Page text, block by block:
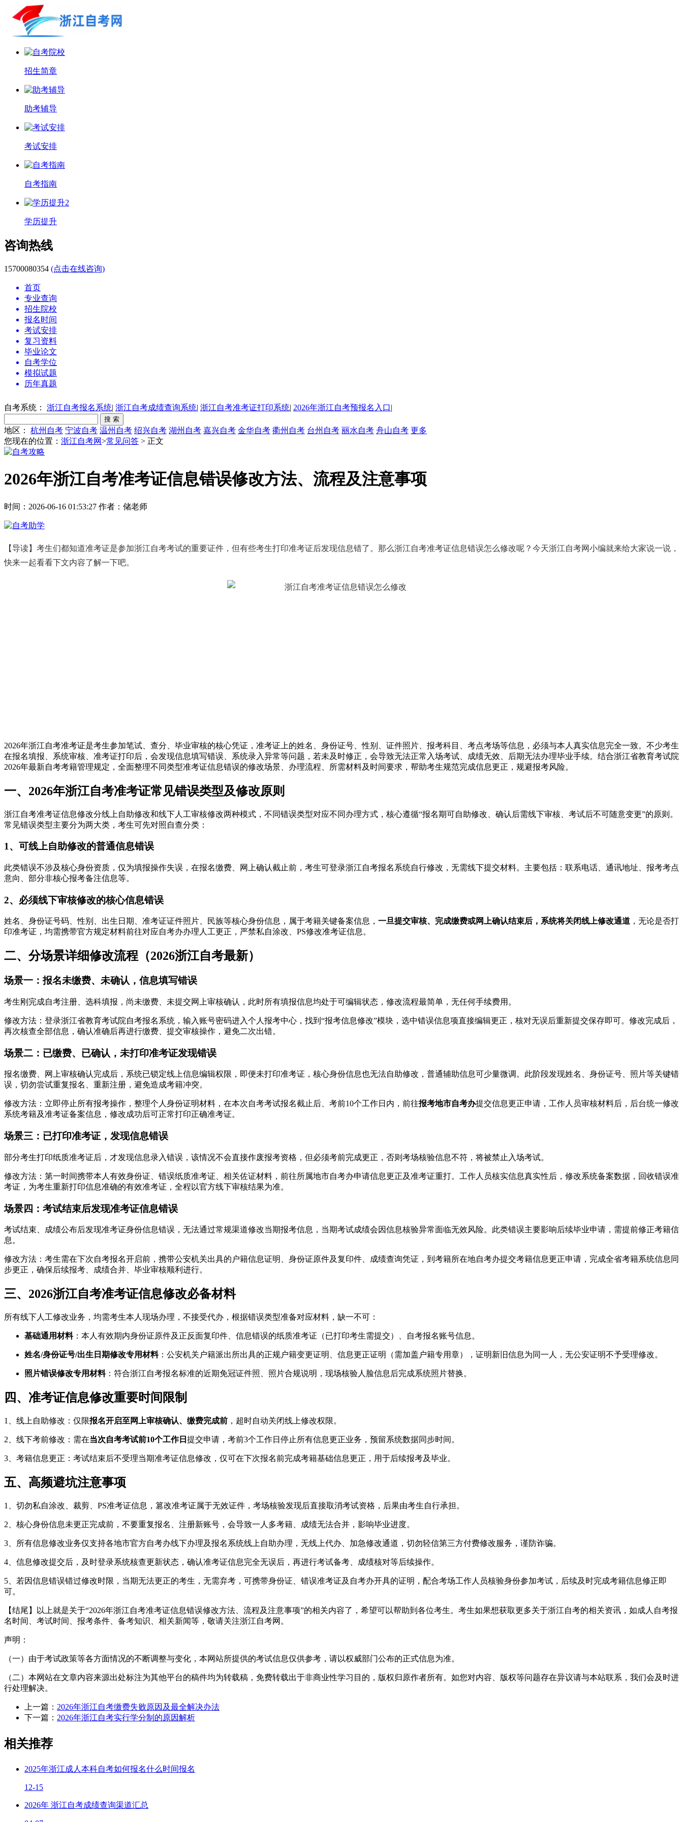
招生简章
助考辅导
考试安排
自考指南
学历提升
咨询热线
15700080354 (点击在线咨询)
首页
专业查询
招生院校
报名时间
考试安排
复习资料
毕业论文
自考学位
模拟试题
历年真题
自考系统： 浙江自考报名系统| 浙江自考成绩查询系统| 浙江自考准考证打印系统| 2026年浙江自考预报名入口|
地区： 杭州自考 宁波自考 温州自考 绍兴自考 湖州自考 嘉兴自考 金华自考 衢州自考 台州自考 丽水自考 舟山自考 更多
您现在的位置： 浙江自考网>常见问答 > 正文
2026年浙江自考准考证信息错误修改方法、流程及注意事项
时间：2026-06-16 01:53:27 作者：储老师
【导读】考生们都知道准考证是参加浙江自考考试的重要证件，但有些考生打印准考证后发现信息错了。那么浙江自考准考证信息错误怎么修改呢？今天浙江自考网小编就来给大家说一说，
快来一起看看下文内容了解一下吧。
2026年浙江自考准考证是考生参加笔试、查分、毕业审核的核心凭证，准考证上的姓名、身份证号、性别、证件照片、报考科目、考点考场等信息，必须与本人真实信息完全一致。不少考生
在报名填报、系统审核、准考证打印后，会发现信息填写错误、系统录入异常等问题，若未及时修正，会导致无法正常入场考试、成绩无效、后期无法办理毕业手续。结合浙江省教育考试院
2026年最新自考考籍管理规定，全面整理不同类型准考证信息错误的修改场景、办理流程、所需材料及时间要求，帮助考生规范完成信息更正，规避报考风险。
一、2026年浙江自考准考证常见错误类型及修改原则
浙江自考准考证信息修改分线上自助修改和线下人工审核修改两种模式，不同错误类型对应不同办理方式，核心遵循“报名期可自助修改、确认后需线下审核、考试后不可随意变更”的原则。
常见错误类型主要分为两大类，考生可先对照自查分类：
1、可线上自助修改的普通信息错误
此类错误不涉及核心身份资质，仅为填报操作失误，在报名缴费、网上确认截止前，考生可登录浙江自考报名系统自行修改，无需线下提交材料。主要包括：联系电话、通讯地址、报考考点
意向、部分非核心报考备注信息等。
2、必须线下审核修改的核心信息错误
姓名、身份证号码、性别、出生日期、准考证证件照片、民族等核心身份信息，属于考籍关键备案信息， 一旦提交审核、完成缴费或网上确认结束后，系统将关闭线上修改通道 ，无论是否打
印准考证，均需携带官方规定材料前往对应自考办办理人工更正，严禁私自涂改、PS修改准考证信息。
二、分场景详细修改流程（2026浙江自考最新）
场景一：报名未缴费、未确认，信息填写错误
考生刚完成自考注册、选科填报，尚未缴费、未提交网上审核确认，此时所有填报信息均处于可编辑状态，修改流程最简单，无任何手续费用。
修改方法：登录浙江省教育考试院自考报名系统，输入账号密码进入个人报考中心，找到“报考信息修改”模块，选中错误信息项直接编辑更正，核对无误后重新提交保存即可。修改完成后，
再次核查全部信息，确认准确后再进行缴费、提交审核操作，避免二次出错。
场景二：已缴费、已确认，未打印准考证发现错误
报名缴费、网上审核确认完成后，系统已锁定线上信息编辑权限，即便未打印准考证，核心身份信息也无法自助修改，普通辅助信息可少量微调。此阶段发现姓名、身份证号、照片等关键错
误，切勿尝试重复报名、重新注册，避免造成考籍冲突。
修改方法：立即停止所有报考操作，整理个人身份证明材料，在本次自考考试报名截止后、考前10个工作日内，前往报考地市自考办提交信息更正申请，工作人员审核材料后，后台统一修改
系统考籍及准考证备案信息，修改成功后可正常打印正确准考证。
场景三：已打印准考证，发现信息错误
部分考生打印纸质准考证后，才发现信息录入错误，该情况不会直接作废报考资格，但必须考前完成更正，否则考场核验信息不符，将被禁止入场考试。
修改方法：第一时间携带本人有效身份证、错误纸质准考证、相关佐证材料，前往所属地市自考办申请信息更正及准考证重打。工作人员核实信息真实性后，修改系统备案数据，回收错误准
考证，为考生重新打印信息准确的有效准考证，全程以官方线下审核结果为准。
场景四：考试结束后发现准考证信息错误
考试结束、成绩公布后发现准考证身份信息错误，无法通过常规渠道修改当期报考信息，当期考试成绩会因信息核验异常面临无效风险。此类错误主要影响后续毕业申请，需提前修正考籍信
息。
修改方法：考生需在下次自考报名开启前，携带公安机关出具的户籍信息证明、身份证原件及复印件、成绩查询凭证，到考籍所在地自考办提交考籍信息更正申请，完成全省考籍系统信息同
步更正，确保后续报考、成绩合并、毕业审核顺利进行。
三、2026浙江自考准考证信息修改必备材料
所有线下人工修改业务，均需考生本人现场办理，不接受代办，根据错误类型准备对应材料，缺一不可：
基础通用材料：本人有效期内身份证原件及正反面复印件、信息错误的纸质准考证（已打印考生需提交）、自考报名账号信息。
姓名/身份证号/出生日期修改专用材料：公安机关户籍派出所出具的正规户籍变更证明、信息更正证明（需加盖户籍专用章），证明新旧信息为同一人，无公安证明不予受理修改。
照片错误修改专用材料：符合浙江自考报名标准的近期免冠证件照、照片合规说明，现场核验人脸信息后完成系统照片替换。
四、准考证信息修改重要时间限制
1、线上自助修改：仅限报名开启至网上审核确认、缴费完成前 ，超时自动关闭线上修改权限。
2、线下考前修改：需在当次自考考试前10个工作日 提交申请，考前3个工作日停止所有信息更正业务，预留系统数据同步时间。
3、考籍信息更正：考试结束后不受理当期准考证信息修改，仅可在下次报名前完成考籍基础信息更正，用于后续报考及毕业。
五、高频避坑注意事项
1、切勿私自涂改、裁剪、PS准考证信息，篡改准考证属于无效证件，考场核验发现后直接取消考试资格，后果由考生自行承担。
2、核心身份信息未更正完成前，不要重复报名、注册新账号，会导致一人多考籍、成绩无法合并，影响毕业进度。
3、所有信息修改业务仅支持各地市官方自考办线下办理及报名系统线上自助办理，无线上代办、加急修改通道，切勿轻信第三方付费修改服务，谨防诈骗。
4、信息修改提交后，及时登录系统核查更新状态，确认准考证信息完全无误后，再进行考试备考、成绩核对等后续操作。
5、若因信息错误错过修改时限，当期无法更正的考生，无需弃考，可携带身份证、错误准考证及自考办开具的证明，配合考场工作人员核验身份参加考试，后续及时完成考籍信息修正即
可。
【结尾】以上就是关于“2026年浙江自考准考证信息错误修改方法、流程及注意事项”的相关内容了，希望可以帮助到各位考生。考生如果想获取更多关于浙江自考的相关资讯，如成人自考报
名时间、考试时间、报考条件、备考知识、相关新闻等，敬请关注浙江自考网。
声明：
（一）由于考试政策等各方面情况的不断调整与变化，本网站所提供的考试信息仅供参考，请以权威部门公布的正式信息为准。
（二）本网站在文章内容来源出处标注为其他平台的稿件均为转载稿，免费转载出于非商业性学习目的，版权归原作者所有。如您对内容、版权等问题存在异议请与本站联系，我们会及时进
行处理解决。
上一篇： 2026年浙江自考缴费失败原因及最全解决办法
下一篇： 2026年浙江自考实行学分制的原因解析
相关推荐
2025年浙江成人本科自考如何报名什么时间报名
12-15
2026年 浙江自考成绩查询渠道汇总